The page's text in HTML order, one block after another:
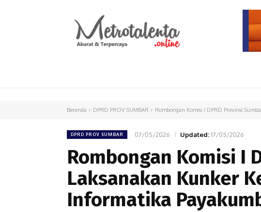
Beranda DPRD PROV SUMBAR Rombongan Komisi I DPRD Provinsi
DPRD PROV SUMBAR 07/05/2026 Updated:17/05/2026
Rombongan Komisi I
Laksanakan Kunker
Informatika